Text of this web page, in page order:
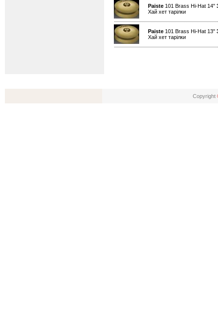
Paiste 101 Brass Hi-Hat 14"
Хай хет тарілки
Paiste 101 Brass Hi-Hat 13"
Хай хет тарілки
Copyright